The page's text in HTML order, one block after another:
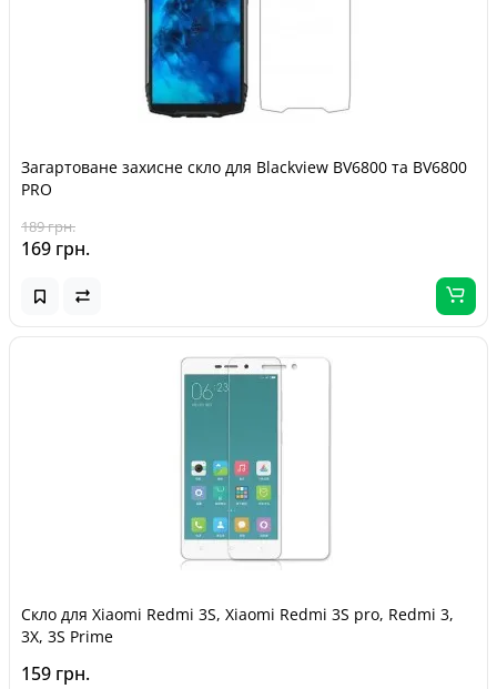
Загартоване захисне скло для Blackview BV6800 та BV6800
PRO
189 грн.
169 грн.
Скло для Xiaomi Redmi 3S, Xiaomi Redmi 3S pro, Redmi 3,
3X, 3S Prime
159 грн.